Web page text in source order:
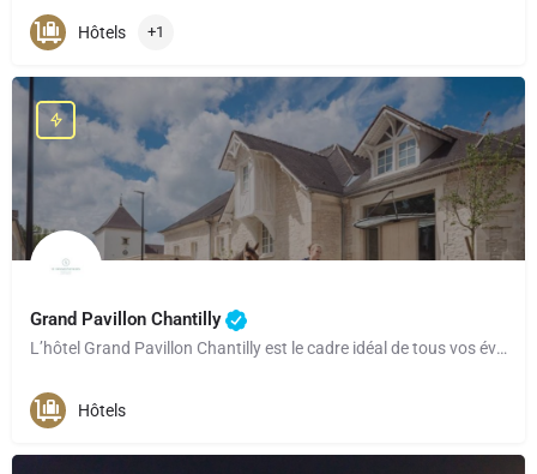
Hôtels +1
Grand Pavillon Chantilly
L’hôtel Grand Pavillon Chantilly est le cadre idéal de tous vos événements et réunions professionnels et…
Hôtels